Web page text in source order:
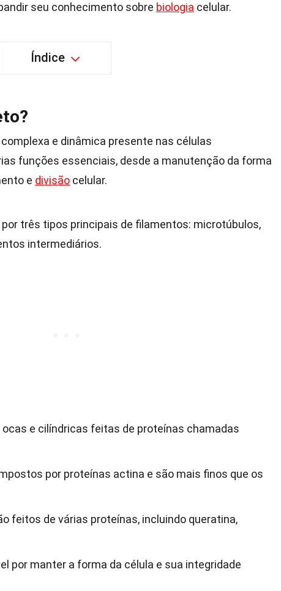
seu conhecimento sobre biologia celular.
Índice
e dinâmica presente nas células
funções essenciais, desde a manutenção da forma
e divisão celular.
três tipos principais de filamentos: microtúbulos,
intermediários.
e cilíndricas feitas de proteínas chamadas
por proteínas actina e são mais finos que os
feitos de várias proteínas, incluindo queratina,
por manter a forma da célula e sua integridade